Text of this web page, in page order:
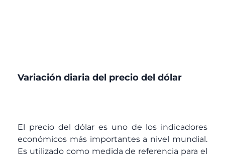
Variación diaria del precio del dólar
El precio del dólar es uno de los indicadores
económicos más importantes a nivel mundial.
Es utilizado como medida de referencia para el